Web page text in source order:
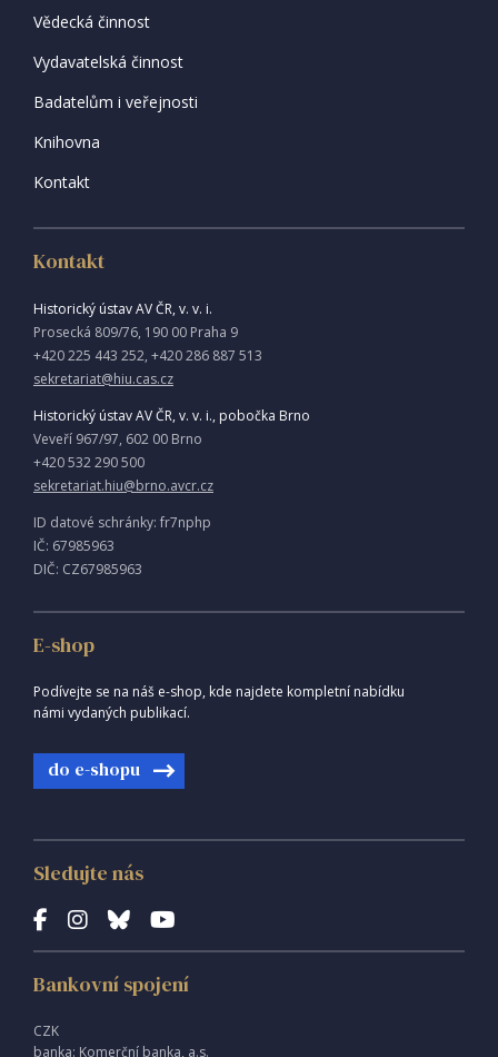
Vědecká činnost
Vydavatelská činnost
Badatelům i veřejnosti
Knihovna
Kontakt
Kontakt
Historický ústav AV ČR, v. v. i.
Prosecká 809/76, 190 00 Praha 9
+420 225 443 252, +420 286 887 513
sekretariat@hiu.cas.cz
Historický ústav AV ČR, v. v. i., pobočka Brno
Veveří 967/97, 602 00 Brno
+420 532 290 500
sekretariat.hiu@brno.avcr.cz
ID datové schránky: fr7nphp
IČ: 67985963
DIČ: CZ67985963
E-shop
Podívejte se na náš e-shop, kde najdete kompletní nabídku
námi vydaných publikací.
do e-shopu
Sledujte nás
Bankovní spojení
CZK
banka: Komerční banka, a.s.